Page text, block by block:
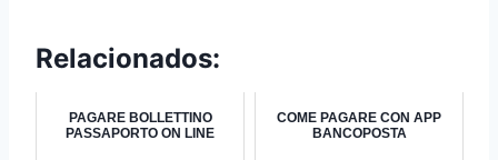
Relacionados:
PAGARE BOLLETTINO
PASSAPORTO ON LINE
COME PAGARE CON APP
BANCOPOSTA